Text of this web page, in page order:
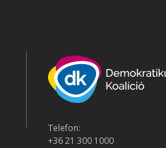
Telefon:
+36 21 300 1000